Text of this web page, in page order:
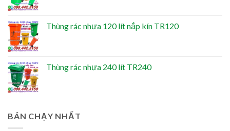
Thùng rác nhựa 120 lít nắp kín TR120
Thùng rác nhựa 240 lít TR240
BÁN CHẠY NHẤT